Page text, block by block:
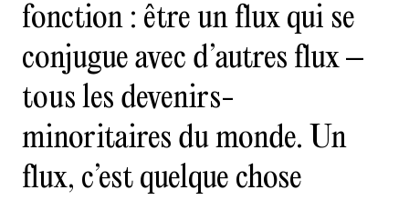
fonction : être un flux qui se
conjugue avec d’autres flux –
tous les devenirs-
minoritaires du monde. Un
flux, c’est quelque chose